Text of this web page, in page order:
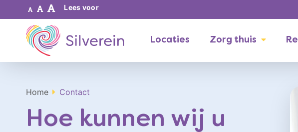
Lees voor
Locaties Zorg thuis
Home Contact
Hoe kunnen wij u